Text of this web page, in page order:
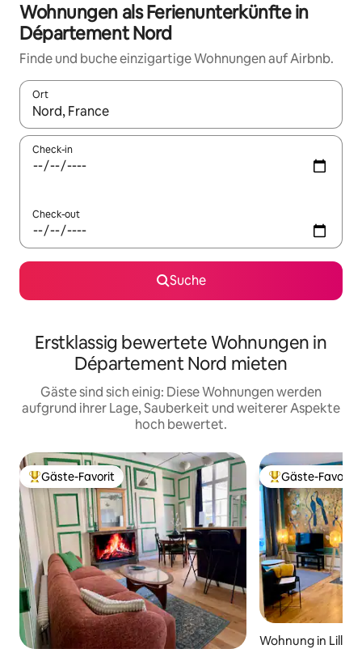
Wohnungen als Ferienunterkünfte in
Département Nord
Finde und buche einzigartige Wohnungen auf Airbnb.
Ort
Wenn Ergebnisse verfügbar sind, navigiere mit den
Check-in
Check-out
Suche
Erstklassig bewertete Wohnungen in
Département Nord mieten
Gäste sind sich einig: Diese Wohnungen werden
aufgrund ihrer Lage, Sauberkeit und weiterer Aspekte
hoch bewertet.
Beliebter Gäste-Favorit.
Gäste-Favorit Beliebter Gäste-
Gäste-Favorit
Wohnung in Lille